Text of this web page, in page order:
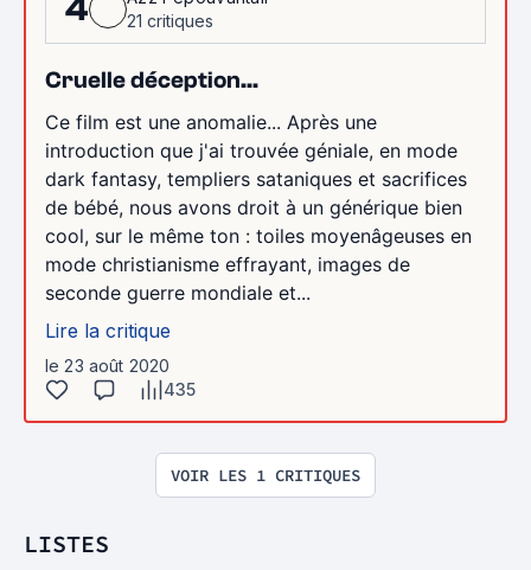
4
21 critiques
Cruelle déception...
Ce film est une anomalie... Après une
introduction que j'ai trouvée géniale, en mode
dark fantasy, templiers sataniques et sacrifices
de bébé, nous avons droit à un générique bien
cool, sur le même ton : toiles moyenâgeuses en
mode christianisme effrayant, images de
seconde guerre mondiale et...
Lire la critique
le 23 août 2020
435
VOIR LES 1 CRITIQUES
LISTES